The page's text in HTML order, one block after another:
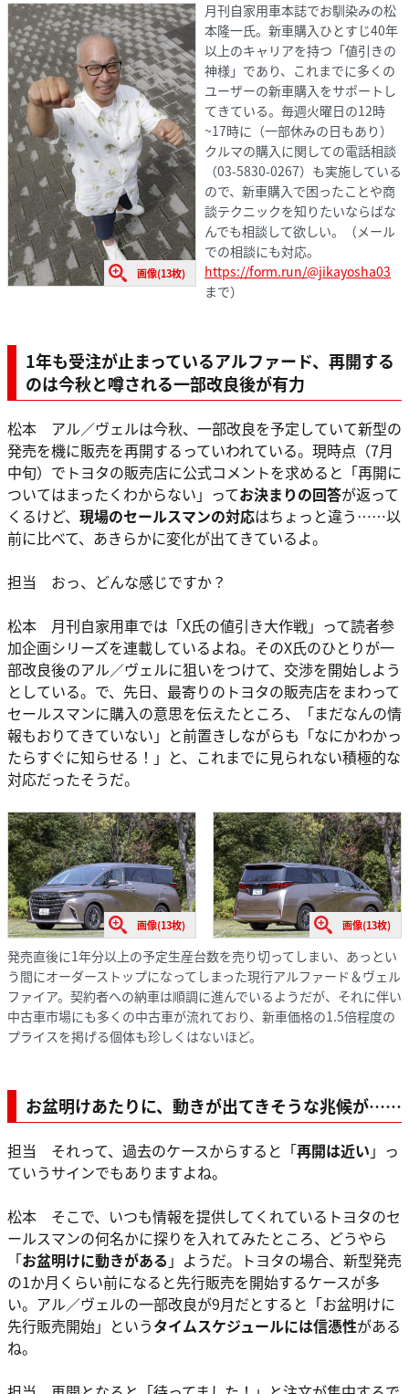
画像(13枚)
月刊自家用車本誌でお馴染みの松
本隆一氏。新車購入ひとすじ40年
以上のキャリアを持つ「値引きの
神様」であり、これまでに多くの
ユーザーの新車購入をサポートし
てきている。毎週火曜日の12時
~17時に（一部休みの日もあり）
クルマの購入に関しての電話相談
（03-5830-0267）も実施している
ので、新車購入で困ったことや商
談テクニックを知りたいならばな
んでも相談して欲しい。（メール
での相談にも対応。
https://form.run/@jikayosha03
まで）
1年も受注が止まっているアルファード、再開する
のは今秋と噂される一部改良後が有力
松本 アル／ヴェルは今秋、一部改良を予定していて新型の
発売を機に販売を再開するっていわれている。現時点（7月
中旬）でトヨタの販売店に公式コメントを求めると「再開に
ついてはまったくわからない」ってお決まりの回答が返って
くるけど、 現場のセールスマンの対応はちょっと違う……以
前に比べて、あきらかに変化が出てきているよ。
担当 おっ、どんな感じですか？
松本 月刊自家用車では「X氏の値引き大作戦」って読者参
加企画シリーズを連載しているよね。そのX氏のひとりが一
部改良後のアル／ヴェルに狙いをつけて、交渉を開始しよう
としている。で、先日、最寄りのトヨタの販売店をまわって
セールスマンに購入の意思を伝えたところ、「まだなんの情
報もおりてきていない」と前置きしながらも「なにかわかっ
たらすぐに知らせる！」と、これまでに見られない積極的な
対応だったそうだ。
画像(13枚) 画像(13枚)
発売直後に1年分以上の予定生産台数を売り切ってしまい、あっとい
う間にオーダーストップになってしまった現行アルファード＆ヴェル
ファイア。契約者への納車は順調に進んでいるようだが、それに伴い
中古車市場にも多くの中古車が流れており、新車価格の1.5倍程度の
プライスを掲げる個体も珍しくはないほど。
お盆明けあたりに、動きが出てきそうな兆候が……
担当 それって、過去のケースからすると「再開は近い 」っ
ていうサインでもありますよね。
松本 そこで、いつも情報を提供してくれているトヨタのセ
ールスマンの何名かに探りを入れてみたところ、どうやら
「お盆明けに動きがある 」ようだ。トヨタの場合、新型発売
の1か月くらい前になると先行販売を開始するケースが多
い。アル／ヴェルの一部改良が9月だとすると「お盆明けに
先行販売開始」というタイムスケジュールには信憑性がある
ね。